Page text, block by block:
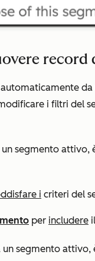
record
i filtri del
segmento attivo,
i criteri del
per includere
segmento attivo,